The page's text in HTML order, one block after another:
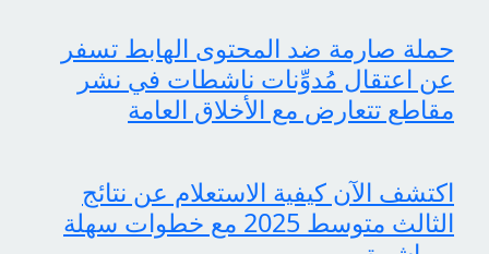
حملة صارمة ضد المحتوى الهابط تسفر
عن اعتقال مُدوِّنات ناشطات في نشر
مقاطع تتعارض مع الأخلاق العامة
اكتشف الآن كيفية الاستعلام عن نتائج
الثالث متوسط 2025 مع خطوات سهلة